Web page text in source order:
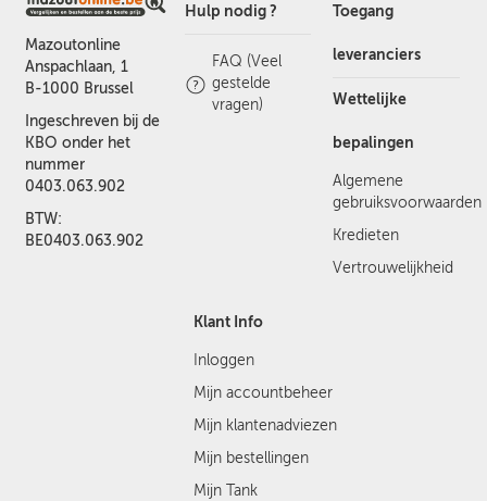
Mazoutonline
Anspachlaan, 1
B-1000 Brussel
Ingeschreven bij de
KBO onder het
nummer
0403.063.902
BTW:
BE0403.063.902
Hulp nodig ?
FAQ (Veel
gestelde
vragen)
Toegang
leveranciers
Wettelijke
bepalingen
Algemene
gebruiksvoorwaarden
Kredieten
Vertrouwelijkheid
Klant Info
Inloggen
Mijn accountbeheer
Mijn klantenadviezen
Mijn bestellingen
Mijn Tank